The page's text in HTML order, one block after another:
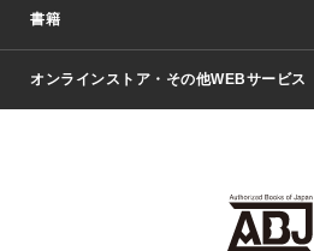
Vジャンプ
週刊ヤングジャンプ
少女マンガ
Seventeen
芸能・情報・スポーツ
書籍
文芸・文庫・総合
ライトノベル・ノベライズ
オンラインストア・その他WEBサービス
SHUEISHA MANGA-ART HERITAGE